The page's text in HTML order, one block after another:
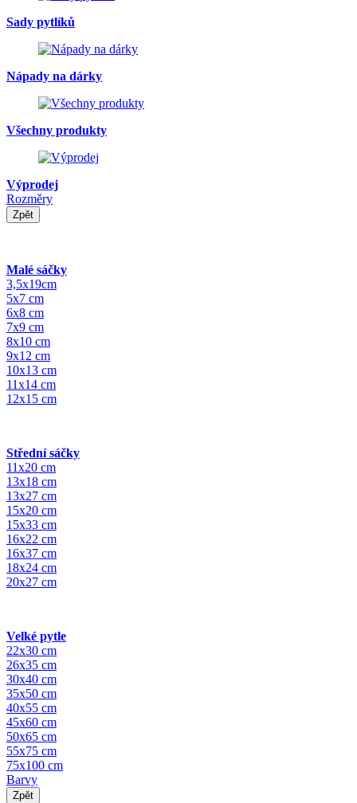
Sady pytlíků
Nápady na dárky
Všechny produkty
Výprodej
Rozměry
Zpět
Malé sáčky
3,5x19cm
5x7 cm
6x8 cm
7x9 cm
8x10 cm
9x12 cm
10x13 cm
11x14 cm
12x15 cm
Střední sáčky
11x20 cm
13x18 cm
13x27 cm
15x20 cm
15x33 cm
16x22 cm
16x37 cm
18x24 cm
20x27 cm
Velké pytle
22x30 cm
26x35 cm
30x40 cm
35x50 cm
40x55 cm
45x60 cm
50x65 cm
55x75 cm
75x100 cm
Barvy
Zpět